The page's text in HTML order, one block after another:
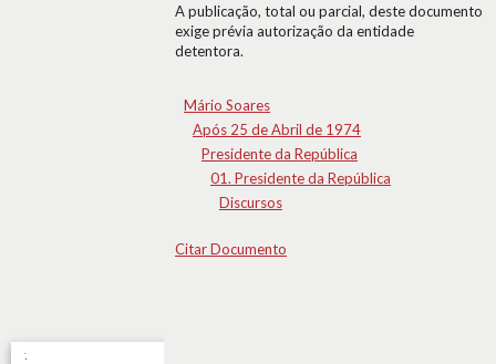
A publicação, total ou parcial, deste documento
exige prévia autorização da entidade
detentora.
Mário Soares
Após 25 de Abril de 1974
Presidente da República
01. Presidente da República
Discursos
Citar Documento